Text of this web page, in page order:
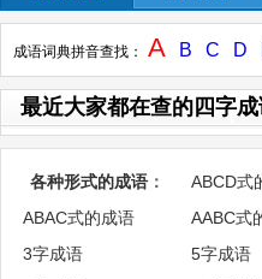
成语词典拼音查找： A B C D
最近大家都在查的四字
各种形式的成语 ： ABCD式
ABAC式的成语
AABC式
3字成语
5字成语